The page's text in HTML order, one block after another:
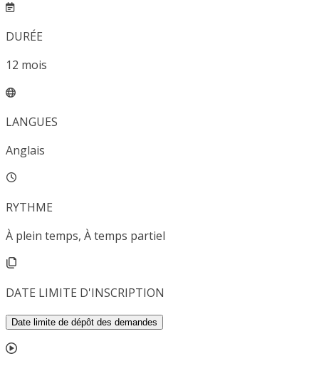
DURÉE
12 mois
LANGUES
Anglais
RYTHME
À plein temps, À temps partiel
DATE LIMITE D'INSCRIPTION
Date limite de dépôt des demandes